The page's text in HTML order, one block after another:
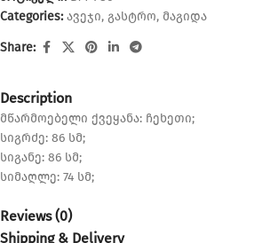
Categories: ავეჯი, გასტრო, მაგიდა
Share:
Description
მწარმოებელი ქვეყანა: ჩეხეთი;
სიგრძე: 86 სმ;
სიგანე: 86 სმ;
სიმაღლე: 74 სმ;
Reviews (0)
Shipping & Delivery